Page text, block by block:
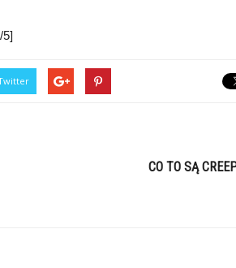
CO TO SĄ